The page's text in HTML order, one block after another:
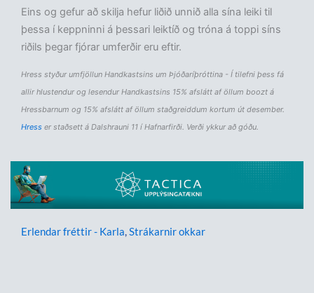
Eins og gefur að skilja hefur liðið unnið alla sína leiki til
þessa í keppninni á þessari leiktíð og tróna á toppi síns
riðils þegar fjórar umferðir eru eftir.
Hress styður umfjöllun Handkastsins um Þjóðaríþróttina - Í tilefni þess fá
allir hlustendur og lesendur Handkastsins 15% afslátt af öllum boozt á
Hressbarnum og 15% afslátt af öllum staðgreiddum kortum út desember.
Hress er staðsett á Dalshrauni 11 í Hafnarfirði. Verði ykkur að góðu.
Erlendar fréttir - Karla,Strákarnir okkar